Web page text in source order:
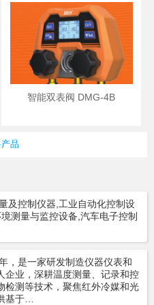
智能双表阀 DMG-4B
品
及控制仪器,工业自动化控制设
测量与监控设备,汽车电子控制
，是一家研发制造仪器仪表和
企业，深耕温度测量、记录和控
检测等技术，聚焦红外冷媒和光
基于…